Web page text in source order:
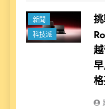
新聞
科技派